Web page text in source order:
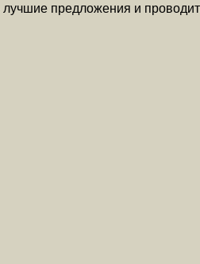
предложения и